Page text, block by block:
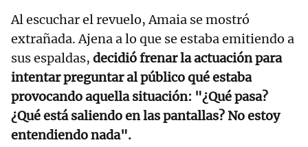
Al escuchar el revuelo, Amaia se mostró
extrañada. Ajena a lo que se estaba emitiendo a
sus espaldas, decidió frenar la actuación para
intentar preguntar al público qué estaba
provocando aquella situación: "¿Qué pasa?
¿Qué está saliendo en las pantallas? No estoy
entendiendo nada".